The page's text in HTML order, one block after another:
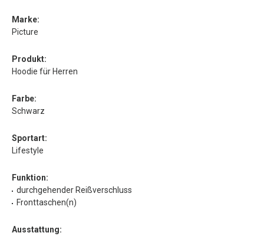
Marke:
Picture
Produkt:
Hoodie für Herren
Farbe:
Schwarz
Sportart:
Lifestyle
Funktion:
durchgehender Reißverschluss
Fronttaschen(n)
Ausstattung: